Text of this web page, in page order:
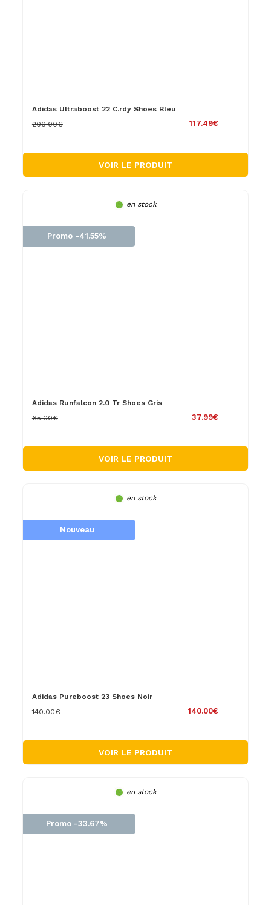
Adidas Ultraboost 22 C.rdy Shoes Bleu
117.49€
200.00€
VOIR LE PRODUIT
en stock
Promo -41.55%
Adidas Runfalcon 2.0 Tr Shoes Gris
37.99€
65.00€
VOIR LE PRODUIT
en stock
Nouveau
Adidas Pureboost 23 Shoes Noir
140.00€
140.00€
VOIR LE PRODUIT
en stock
Promo -33.67%